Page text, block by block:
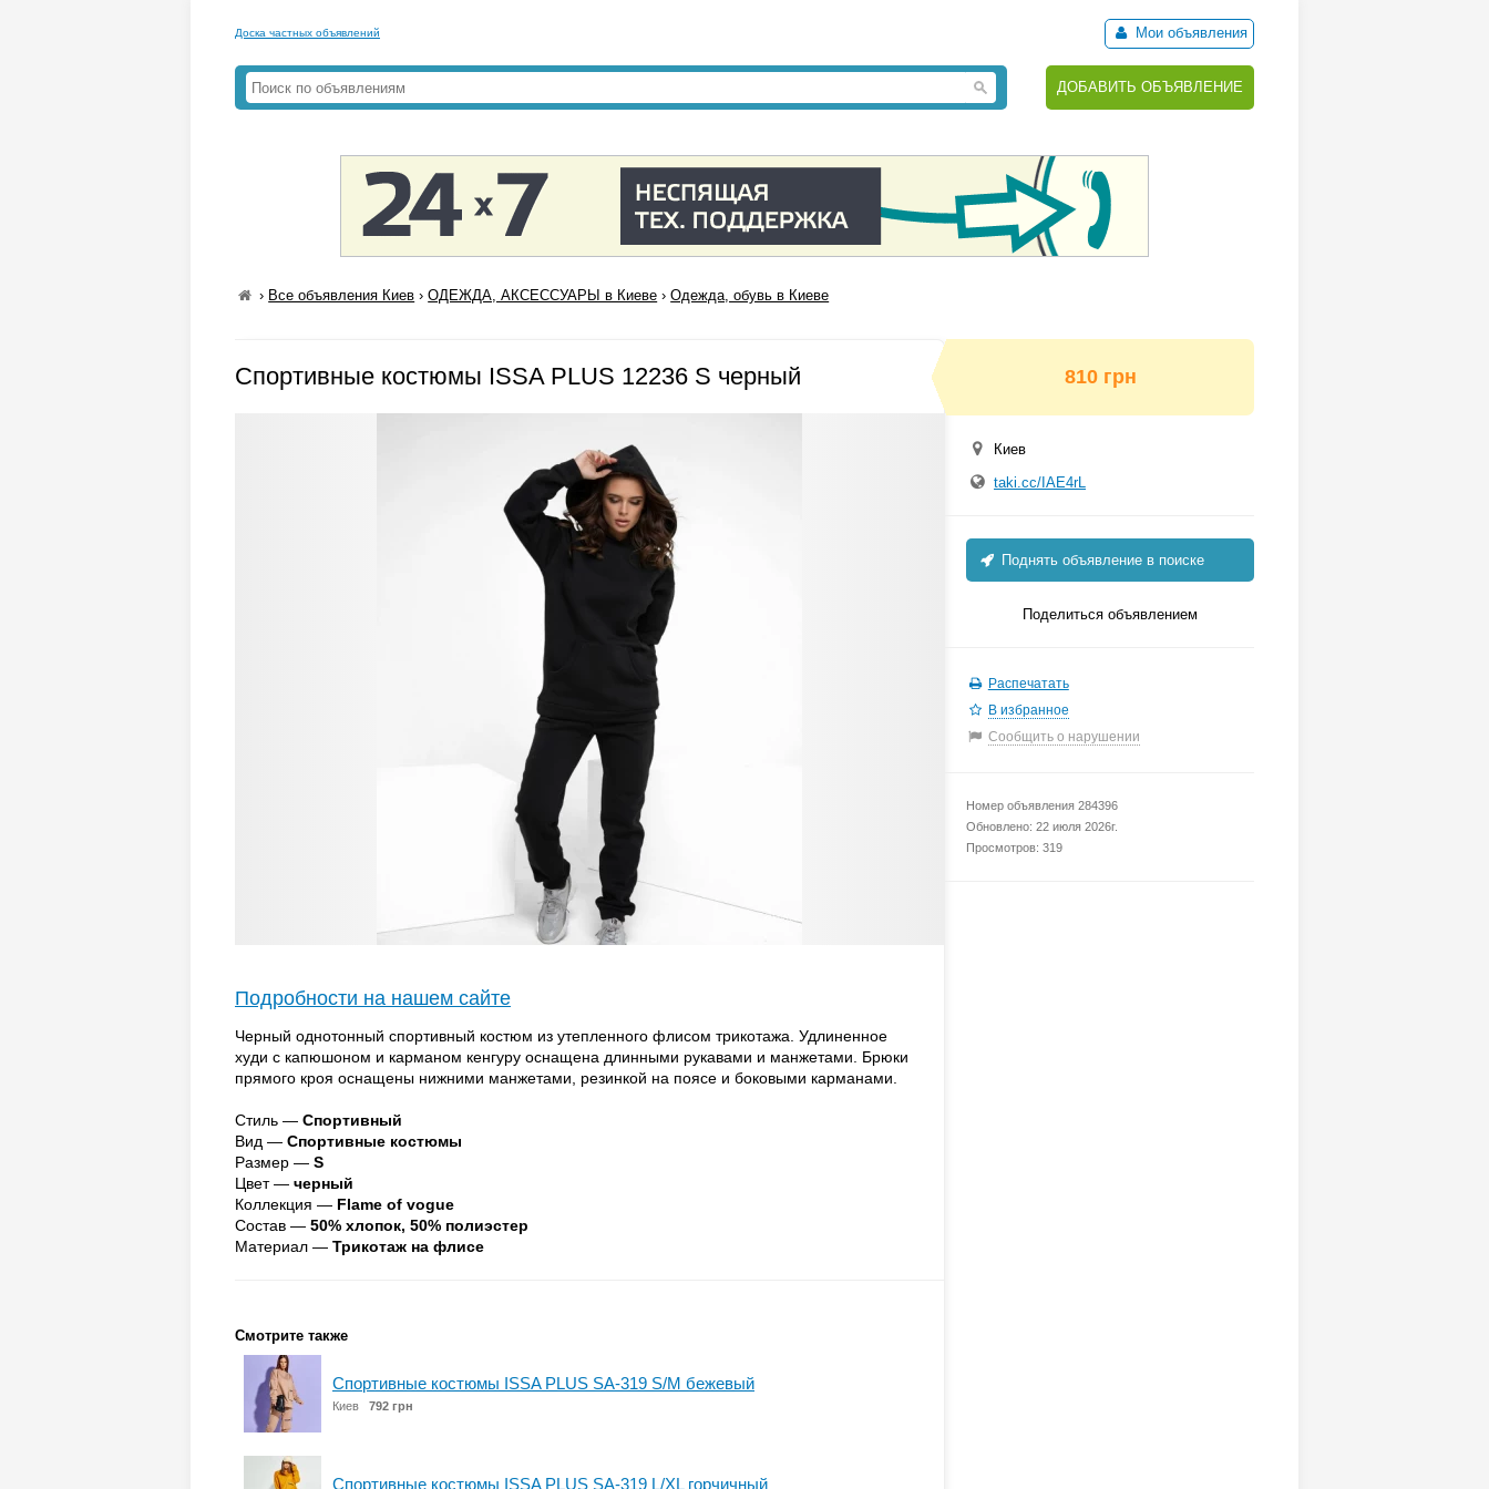
Доска частных объявлений Мои объявления
ДОБАВИТЬ ОБЪЯВЛЕНИЕ
› Все объявления Киев ›ОДЕЖДА, АКСЕССУАРЫ в Киеве ›Одежда, обувь в Киеве
Спортивные костюмы ISSA PLUS 12236 S черный
Подробности на нашем сайте
Черный однотонный спортивный костюм из утепленного флисом трикотажа. Удлиненное
худи с капюшоном и карманом кенгуру оснащена длинными рукавами и манжетами. Брюки
прямого кроя оснащены нижними манжетами, резинкой на поясе и боковыми карманами.
Стиль — Спортивный
Вид — Спортивные костюмы
Размер — S
Цвет — черный
Коллекция — Flame of vogue
Состав — 50% хлопок, 50% полиэстер
Материал — Трикотаж на флисе
Смотрите также
Спортивные костюмы ISSA PLUS SA-319 S/M бежевый
Киев 792 грн
Спортивные костюмы ISSA PLUS SA-319 L/XL горчичный
810 грн
Киев
taki.cc/IAE4rL
Поднять объявление в поиске
Поделиться объявлением
Распечатать
В избранное
Сообщить о нарушении
Номер объявления 284396
Обновлено: 22 июля 2026г.
Просмотров: 319